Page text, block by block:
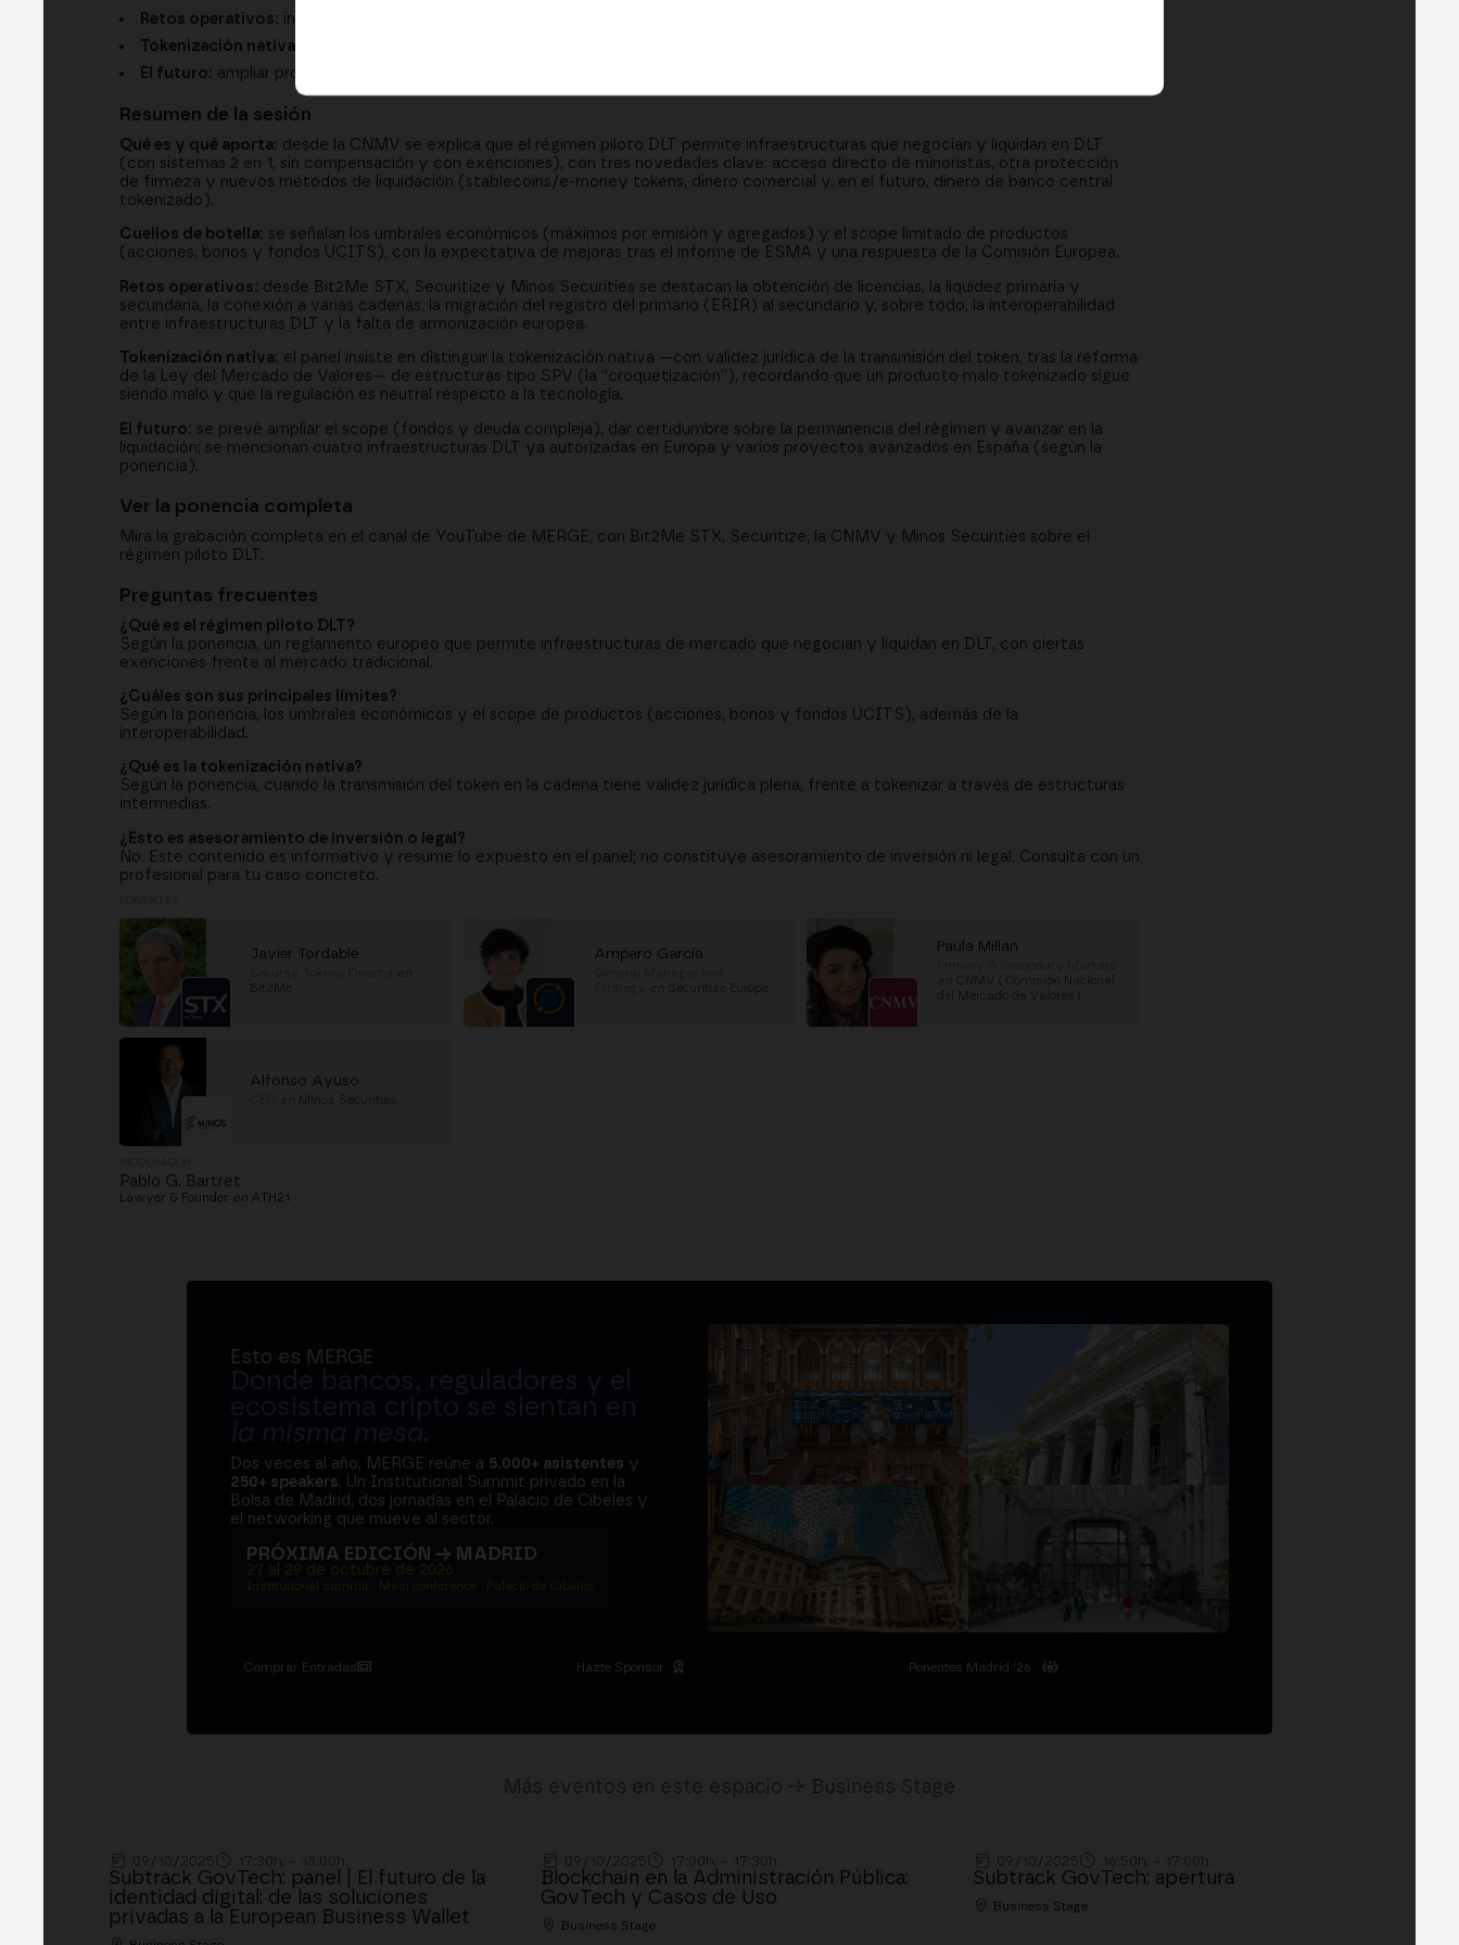
Retos operativos: interoperabilidad entre cadenas y liquidación
Tokenización nativa:
El futuro: ampliar productos, dinero tokenizado y mercados secundarios
Resumen de la sesión
Qué es y qué aporta: desde la CNMV se explica que el régimen piloto DLT permite infraestructuras que negocian y liquidan en DLT
(con sistemas 2 en 1, sin compensación y con exenciones), con tres novedades clave: acceso directo de minoristas, otra protección
de firmeza y nuevos métodos de liquidación (stablecoins/e-money tokens, dinero comercial y, en el futuro, dinero de banco central
tokenizado).
Cuellos de botella: se señalan los umbrales económicos (máximos por emisión y agregados) y el scope limitado de productos
(acciones, bonos y fondos UCITS), con la expectativa de mejoras tras el informe de ESMA y una respuesta de la Comisión Europea.
Retos operativos: desde Bit2Me STX, Securitize y Minos Securities se destacan la obtención de licencias, la liquidez primaria y
secundaria, la conexión a varias cadenas, la migración del registro del primario (ERIR) al secundario y, sobre todo, la interoperabilidad
entre infraestructuras DLT y la falta de armonización europea.
Tokenización nativa: el panel insiste en distinguir la tokenización nativa —con validez jurídica de la transmisión del token, tras la reforma
de la Ley del Mercado de Valores— de estructuras tipo SPV (la “croquetización”), recordando que un producto malo tokenizado sigue
siendo malo y que la regulación es neutral respecto a la tecnología.
El futuro: se prevé ampliar el scope (fondos y deuda compleja), dar certidumbre sobre la permanencia del régimen y avanzar en la
liquidación; se mencionan cuatro infraestructuras DLT ya autorizadas en Europa y varios proyectos avanzados en España (según la
ponencia).
Ver la ponencia completa
Mira la grabación completa en el canal de YouTube de MERGE, con Bit2Me STX, Securitize, la CNMV y Minos Securities sobre el
régimen piloto DLT.
Preguntas frecuentes
¿Qué es el régimen piloto DLT?
Según la ponencia, un reglamento europeo que permite infraestructuras de mercado que negocian y liquidan en DLT, con ciertas
exenciones frente al mercado tradicional.
¿Cuáles son sus principales límites?
Según la ponencia, los umbrales económicos y el scope de productos (acciones, bonos y fondos UCITS), además de la
interoperabilidad.
¿Qué es la tokenización nativa?
Según la ponencia, cuando la transmisión del token en la cadena tiene validez jurídica plena, frente a tokenizar a través de estructuras
intermedias.
¿Esto es asesoramiento de inversión o legal?
No. Este contenido es informativo y resume lo expuesto en el panel; no constituye asesoramiento de inversión ni legal. Consulta con un
profesional para tu caso concreto.
Javier Tordable
Bit2Me
Amparo García
Securitize Europe
Paula Millan
CNMV (Comisión Nacional
Alfonso Ayuso
Minos Securities
Pablo G. Bartret
Lawyer & Founder en ATH21
Esto es MERGE
Donde bancos, reguladores y el
ecosistema cripto se sientan en
la misma mesa.
Dos veces al año, MERGE reúne a 5.000+ asistentes y
250+ speakers. Un Institutional Summit privado en la
Bolsa de Madrid, dos jornadas en el Palacio de Cibeles y
el networking que mueve al sector.
PRÓXIMA EDICIÓN → MADRID
27 al 29 de octubre de 2026
Institutional summit · Main conference · Palacio de Cibeles
Comprar Entradas Hazte Sponsor Ponentes Madrid '26
Subtrack GovTech: panel | El futuro de la
identidad digital: de las soluciones
privadas a la European Business Wallet
Blockchain en la Administración Pública:
GovTech y Casos de Uso
Business Stage
Subtrack GovTech: apertura
Business Stage